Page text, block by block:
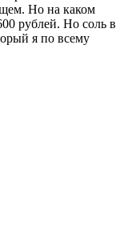
Но на каком
рублей. Но соль в
я по всему